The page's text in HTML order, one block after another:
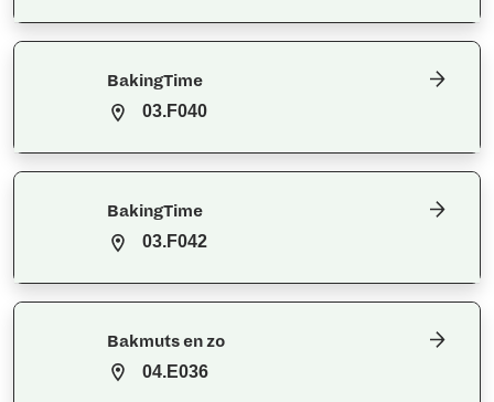
BakingTime
03.F040
BakingTime
03.F042
Bakmuts en zo
04.E036